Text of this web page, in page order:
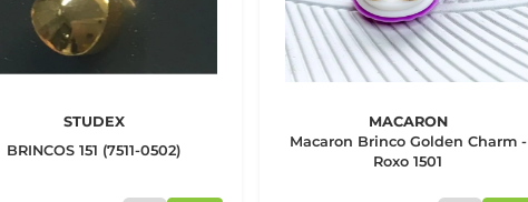
STUDEX
BRINCOS 151 (7511-0502)
MACARON
Macaron Brinco Golden Charm -
Roxo 1501